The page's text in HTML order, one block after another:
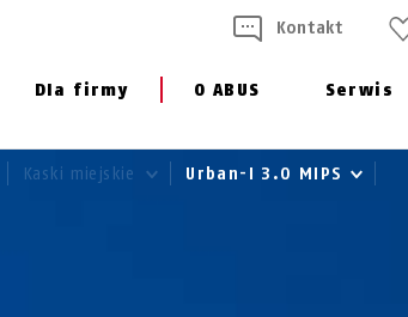
Dla firmy O ABUS Serwis
Kontakt
Kaski miejskie Urban-I 3.0 MIPS